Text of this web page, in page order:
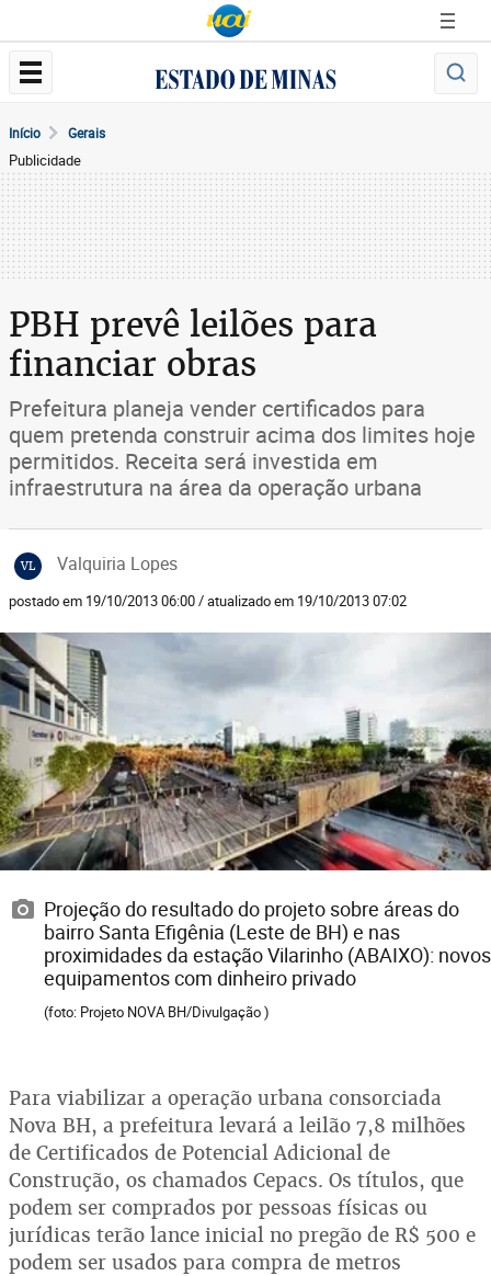
Início Gerais
Publicidade
PBH prevê leilões para
financiar obras
Prefeitura planeja vender certificados para
quem pretenda construir acima dos limites hoje
permitidos. Receita será investida em
infraestrutura na área da operação urbana
VL Valquiria Lopes
postado em 19/10/2013 06:00 / atualizado em 19/10/2013 07:02
Projeção do resultado do projeto sobre áreas do
bairro Santa Efigênia (Leste de BH) e nas
proximidades da estação Vilarinho (ABAIXO): novos
equipamentos com dinheiro privado
(foto: Projeto NOVA BH/Divulgação )
Para viabilizar a operação urbana consorciada
Nova BH, a prefeitura levará a leilão 7,8 milhões
de Certificados de Potencial Adicional de
Construção, os chamados Cepacs. Os títulos, que
podem ser comprados por pessoas físicas ou
jurídicas terão lance inicial no pregão de R$ 500 e
podem ser usados para compra de metros